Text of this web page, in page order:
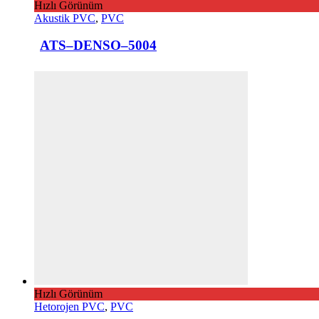
Hızlı Görünüm
Akustik PVC, PVC
ATS–DENSO–5004
Hızlı Görünüm
Hetorojen PVC, PVC